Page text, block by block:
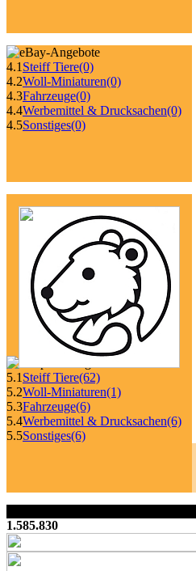
4.1 Steiff Tiere(0)
4.2Woll-Miniaturen(0)
4.3Fahrzeuge(0)
4.4Werbemittel & Drucksachen(0)
4.5Sonstiges(0)
5.1 Steiff Tiere(62)
5.2Woll-Miniaturen(1)
5.3Fahrzeuge(6)
5.4Werbemittel & Drucksachen(6)
5.5Sonstiges(6)
1.585.830